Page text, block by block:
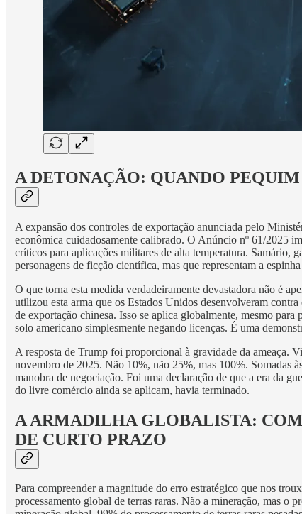
A DETONAÇÃO: QUANDO
A expansão dos controles de exportação anunciada pelo
econômica cuidadosamente calibrado. O Anúncio nº 61/2025
críticos para aplicações militares de alta temperatura.
personagens de ficção científica, mas que representam a
O que torna esta medida verdadeiramente devastadora não é
utilizou esta arma que os Estados Unidos desenvolveram
de exportação chinesa. Isso se aplica globalmente, mesmo
solo americano simplesmente negando licenças. É uma
A resposta de Trump foi proporcional à gravidade da ameaça.
novembro de 2025. Não 10%, não 25%, mas 100%. Somadas
manobra de negociação. Foi uma declaração de que a era da
do livre comércio ainda se aplicam, havia terminado.
A ARMADILHA GLOBALISTA:
DE CURTO PRAZO
Para compreender a magnitude do erro estratégico que nos
processamento global de terras raras. Não a mineração, mas o